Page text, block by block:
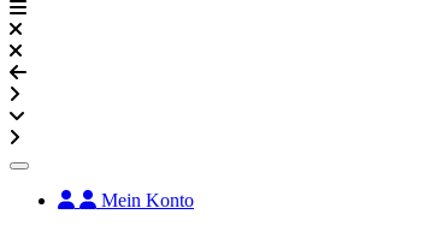
Mein Konto